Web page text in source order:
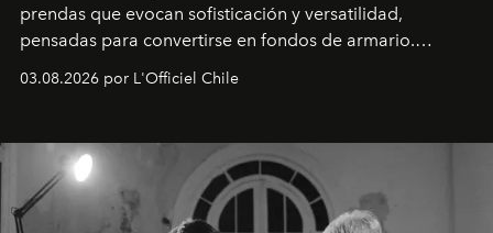
prendas que evocan sofisticación y versatilidad,
pensadas para convertirse en fondos de armario.
Disponible en Chile desde el 6 de agosto.
03.08.2026 por L'Officiel Chile